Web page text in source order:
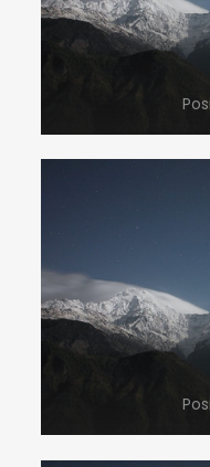
Lorem ipsum
incididunt ut